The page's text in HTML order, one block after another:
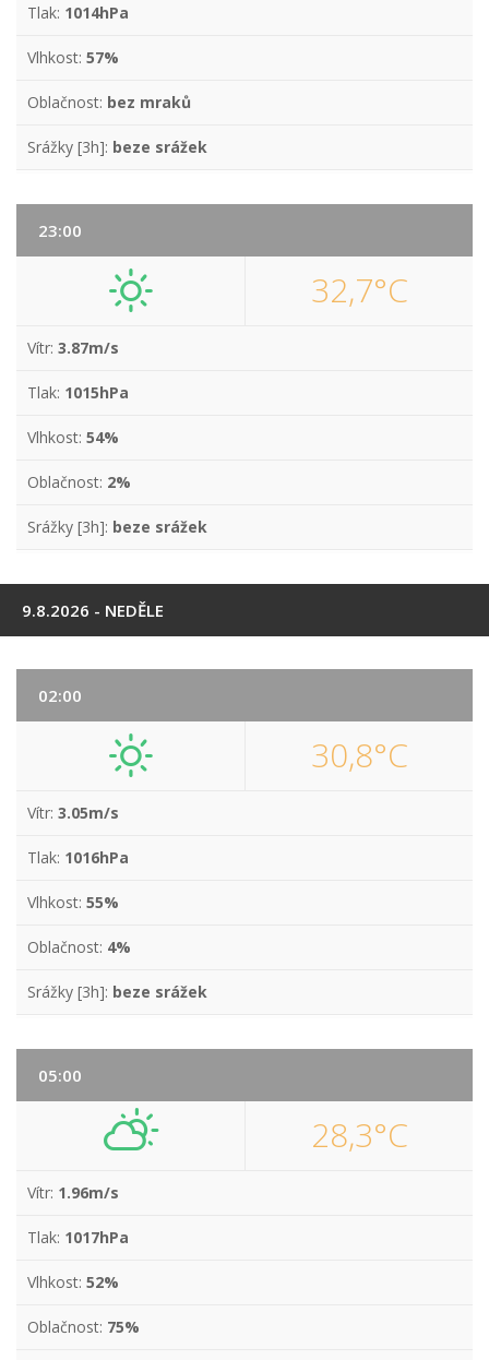
Tlak: 1014hPa
Vlhkost: 57%
Oblačnost: bez mraků
Srážky [3h]: beze srážek
23:00
32,7°C
Vítr: 3.87m/s
Tlak: 1015hPa
Vlhkost: 54%
Oblačnost: 2%
Srážky [3h]: beze srážek
9.8.2026 - NEDĚLE
02:00
30,8°C
Vítr: 3.05m/s
Tlak: 1016hPa
Vlhkost: 55%
Oblačnost: 4%
Srážky [3h]: beze srážek
05:00
28,3°C
Vítr: 1.96m/s
Tlak: 1017hPa
Vlhkost: 52%
Oblačnost: 75%